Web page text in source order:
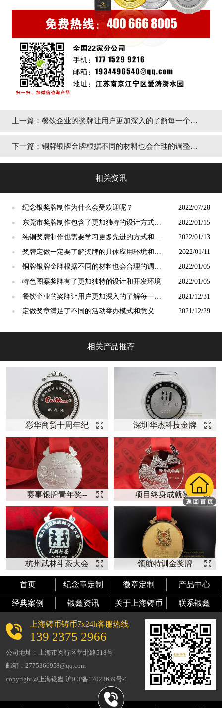
上一篇： 餐饮企业的奖牌让用户更加深入的了解每一个餐
饮平台
下一篇： 铜牌银牌金牌根据不同的材料也会合理的调整制
相关资讯
● 纪念银奖牌制作为什么会受欢迎呢？ 2022/07/28
●
东莞市奖牌制作包含了更加独特的设计方式和
设计理念
2022/01/15
●
纯铜奖牌制作也需要学习更多先进的方式和工
艺
2022/01/13
●
奖牌定做一定要了解奖牌的具体应用环境和意
义
2022/01/11
●
铜牌银牌金牌根据不同的材料也会合理的调整
制作方式
2022/01/05
● 特色图案奖牌有了更加独特的设计和开发环境 2022/01/05
●
餐饮企业的奖牌让用户更加深入的了解每一个
餐饮平台
2021/12/31
● 定做奖章满足了不同的活动举办模式和意义 2021/12/29
相关产品推荐
彩华商贸十周年纪
念银奖牌纪念【奖
牌定制】
深圳华杰科技金牌
销售奖牌【奖牌定
制】
赛事银牌青年奖--
【银牌定制】
项目终身成就奖--
【纯银奖牌】
杭州武林斗茶大会
纯银奖牌 【奖牌
定制】
领航特训金奖牌
【奖牌定制】
首页
纪念章定制 徽章定制 产品中心
经典案例 锻鑫资讯 关于上海铸币 联系锻鑫
上海铸币铸币7x24h客服热线
139 2375 2966
公司地址：上海市闵行区莘北路518号
邮箱：2775366958@qq.com
copyright@上海锻鑫 沪ICP备17023639号-1